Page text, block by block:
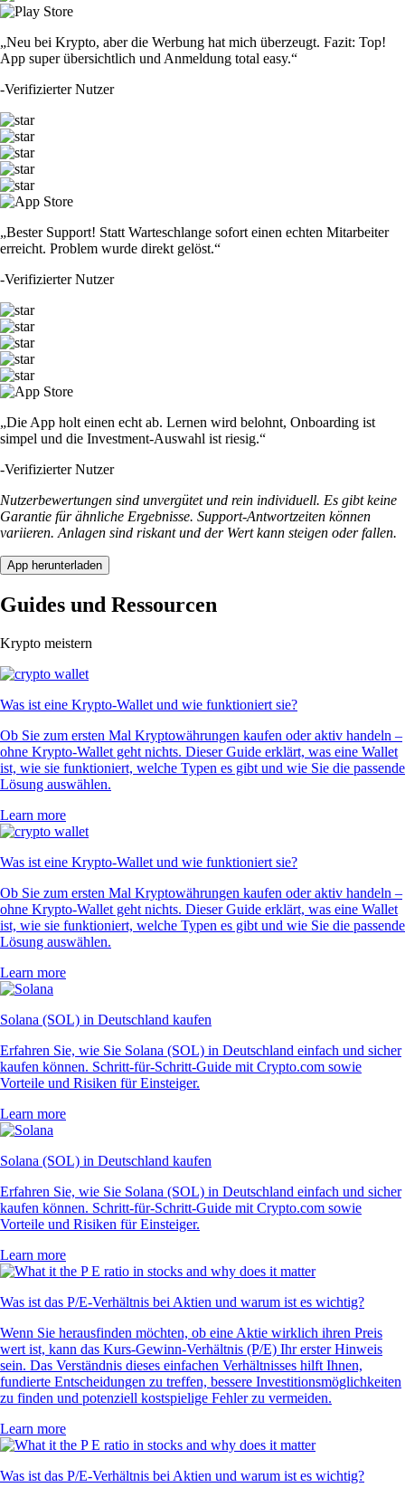
„Neu bei Krypto, aber die Werbung hat mich überzeugt. Fazit: Top!
App super übersichtlich und Anmeldung total easy.“
-Verifizierter Nutzer
„Bester Support! Statt Warteschlange sofort einen echten Mitarbeiter
erreicht. Problem wurde direkt gelöst.“
-Verifizierter Nutzer
„Die App holt einen echt ab. Lernen wird belohnt, Onboarding ist
simpel und die Investment-Auswahl ist riesig.“
-Verifizierter Nutzer
Nutzerbewertungen sind unvergütet und rein individuell. Es gibt keine
Garantie für ähnliche Ergebnisse. Support-Antwortzeiten können
variieren. Anlagen sind riskant und der Wert kann steigen oder fallen.
App herunterladen
Guides und Ressourcen
Krypto meistern
Was ist eine Krypto-Wallet und wie funktioniert sie?
Ob Sie zum ersten Mal Kryptowährungen kaufen oder aktiv handeln –
ohne Krypto-Wallet geht nichts. Dieser Guide erklärt, was eine Wallet
ist, wie sie funktioniert, welche Typen es gibt und wie Sie die passende
Lösung auswählen.
Learn more
Was ist eine Krypto-Wallet und wie funktioniert sie?
Ob Sie zum ersten Mal Kryptowährungen kaufen oder aktiv handeln –
ohne Krypto-Wallet geht nichts. Dieser Guide erklärt, was eine Wallet
ist, wie sie funktioniert, welche Typen es gibt und wie Sie die passende
Lösung auswählen.
Learn more
Solana (SOL) in Deutschland kaufen
Erfahren Sie, wie Sie Solana (SOL) in Deutschland einfach und sicher
kaufen können. Schritt-für-Schritt-Guide mit Crypto.com sowie
Vorteile und Risiken für Einsteiger.
Learn more
Solana (SOL) in Deutschland kaufen
Erfahren Sie, wie Sie Solana (SOL) in Deutschland einfach und sicher
kaufen können. Schritt-für-Schritt-Guide mit Crypto.com sowie
Vorteile und Risiken für Einsteiger.
Learn more
Was ist das P/E-Verhältnis bei Aktien und warum ist es wichtig?
Wenn Sie herausfinden möchten, ob eine Aktie wirklich ihren Preis
wert ist, kann das Kurs-Gewinn-Verhältnis (P/E) Ihr erster Hinweis
sein. Das Verständnis dieses einfachen Verhältnisses hilft Ihnen,
fundierte Entscheidungen zu treffen, bessere Investitionsmöglichkeiten
zu finden und potenziell kostspielige Fehler zu vermeiden.
Learn more
Was ist das P/E-Verhältnis bei Aktien und warum ist es wichtig?